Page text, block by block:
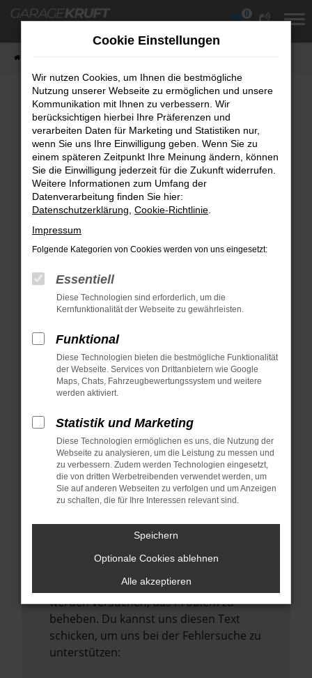
Zum
0
Fehler: Network Error
Beim Laden ist ein Fehler aufgetreten.
Hier sind ein paar Tipps, die dir helfen können:
Überprüfe deine Firewall und deine
Internetverbindung.
Laden andere Webseiten, zum Beispiel
deine Suchmaschine?
Manche Erweiterungen, wie Werbeblocker,
können das Laden bestimmter Seiten
verhindern. Funktioniert die Seite in einem
anderen Browser oder in einem privaten
Fenster?
Starte dein Gerät neu.
Das kann manchmal helfen,
Stelle sicher, dass dein Browser und dein
Betriebssystem auf dem neuesten Stand
sind.
Veraltete Software birgt nicht nur ein
Sicherheitsrisiko, sondern kann auch dazu
mehr unterstützt werden.
Wende dich an den Webseitenbetreiber.
Wenn du alle oben genannten Schritte
versucht hast, kontaktiere uns bitte. Wir
werden versuchen, das Problem zu
beheben. Du kannst uns diesen Text
schicken, um uns bei der Fehlersuche zu
unterstützen:
Cookie Einstellungen
Wir nutzen Cookies, um Ihnen die bestmögliche
Nutzung unserer Webseite zu ermöglichen und unsere
Kommunikation mit Ihnen zu verbessern. Wir
berücksichtigen hierbei Ihre Präferenzen und
verarbeiten Daten für Marketing und Statistiken nur,
wenn Sie uns Ihre Einwilligung geben. Wenn Sie zu
einem späteren Zeitpunkt Ihre Meinung ändern, können
Sie die Einwilligung jederzeit für die Zukunft widerrufen.
Weitere Informationen zum Umfang der
Datenverarbeitung finden Sie hier:
Datenschutzerklärung Cookie-Richtlinie
Impressum
Folgende Kategorien von Cookies werden von uns eingesetzt:
Essentiell
Diese Technologien sind erforderlich, um die
Kernfunktionalität der Webseite zu gewährleisten.
Funktional
Diese Technologien bieten die bestmögliche Funktionalität
der Webseite. Services von Drittanbietern wie Google
Maps, Chats, Fahrzeugbewertungssystem und weitere
werden aktiviert.
Statistik und Marketing
Diese Technologien ermöglichen es uns, die Nutzung der
Webseite zu analysieren, um die Leistung zu messen und
zu verbessern. Zudem werden Technologien eingesetzt,
die von dritten Werbetreibenden verwendet werden, um
Sie auf anderen Webseiten zu verfolgen und um Anzeigen
zu schalten, die für Ihre Interessen relevant sind.
Speichern
Optionale Cookies ablehnen
Alle akzeptieren